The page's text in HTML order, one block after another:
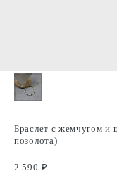
Браслет с жемчугом и
позолота)
2 590 ₽.